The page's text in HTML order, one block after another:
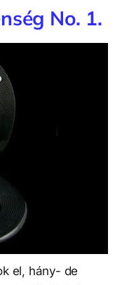
No. 1.
el, hány- de